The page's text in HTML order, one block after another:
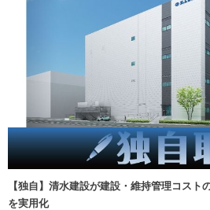
【独自】清水建設が建設・維持管理コスト
を実用化